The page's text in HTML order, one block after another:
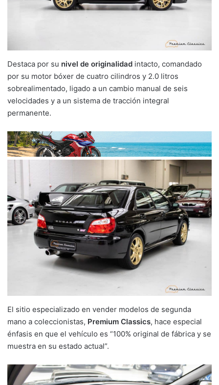
Destaca por su nivel de originalidad intacto, comandado
por su motor bóxer de cuatro cilindros y 2.0 litros
sobrealimentado, ligado a un cambio manual de seis
velocidades y a un sistema de tracción integral
permanente.
El sitio especializado en vender modelos de segunda
mano a coleccionistas, Premium Classics, hace especial
énfasis en que el vehículo es “100% original de fábrica y se
muestra en su estado actual”.